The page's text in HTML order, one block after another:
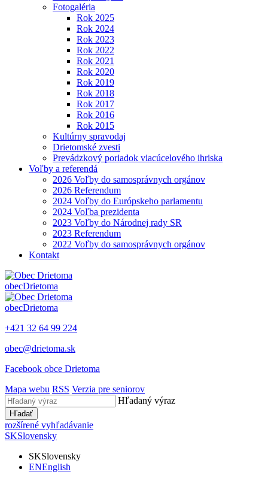
Fotogaléria
Rok 2025
Rok 2024
Rok 2023
Rok 2022
Rok 2021
Rok 2020
Rok 2019
Rok 2018
Rok 2017
Rok 2016
Rok 2015
Kultúrny spravodaj
Drietomské zvesti
Prevádzkový poriadok viacúcelového ihriska
Voľby a referendá
2026 Voľby do samosprávnych orgánov
2026 Referendum
2024 Voľby do Európskeho parlamentu
2024 Voľba prezidenta
2023 Voľby do Národnej rady SR
2023 Referendum
2022 Voľby do samosprávnych orgánov
Kontakt
obecDrietoma
obecDrietoma
+421 32 64 99 224
obec@drietoma.sk
Facebook obce Drietoma
Mapa webu RSS Verzia pre seniorov
Hľadaný výraz
Hľadať
rozšírené vyhľadávanie
SKSlovensky
SKSlovensky
ENEnglish